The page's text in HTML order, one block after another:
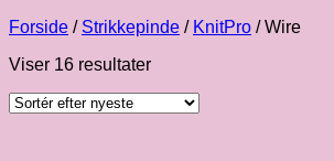
Forside / Strikkepinde / KnitPro /Wire
Viser 16 resultaterSorteret
seneste